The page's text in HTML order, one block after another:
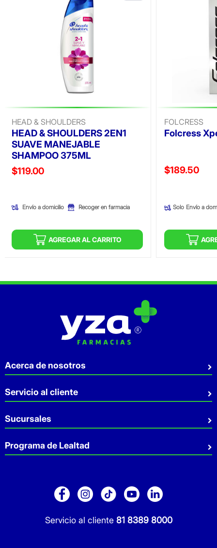
HEAD & SHOULDERS
HEAD & SHOULDERS 2EN1
SUAVE MANEJABLE
SHAMPOO 375ML
Precio reducido de
$119.00
Envío a domicilio Recoger en farmacia
AGREGAR AL CARRITO
FOLCRESS
Folcress
Precio
$189.50
Solo Envío a
Servicio al cliente 81 8389 8000
Acerca de nosotros
Quiénes somos
Sostenibilidad
Aviso de privacidad
Servicio al cliente
Preguntas Frecuentes
Contacto
Facturación
Sucursales
Sucursales
Servicio a Domicilio
Pago de Servicios
Programa de Lealtad
Folleto Promocional
Sitio Dermocosmética